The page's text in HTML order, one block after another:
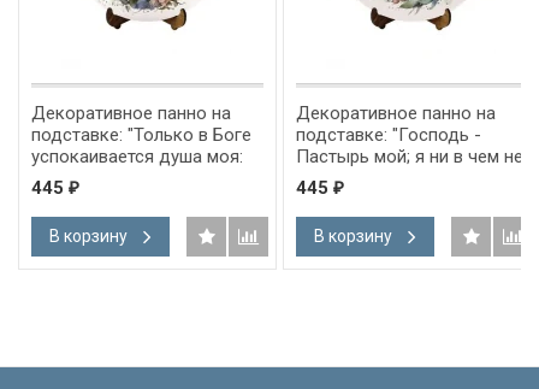
Декоративное панно на
подставке: "Только в Боге
успокаивается душа моя:
от Него спасение мое" Пс
61:2
445 ₽
В корзину
Декоративное панно на
подставке: "Господь -
Пастырь мой; я ни в чем не
буду нуждаться" Пс 22:1
445 ₽
В корзину